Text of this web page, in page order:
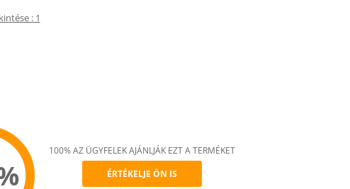
: 1
100% AZ ÜGYFELEK AJÁNLJÁK EZT A TERMÉKET
ÉRTÉKELJE ÖN IS